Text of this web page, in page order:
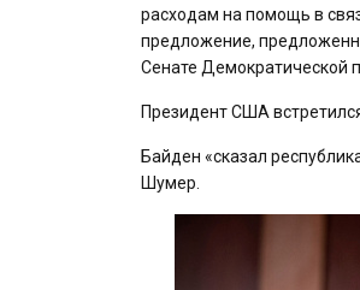
расходам на помощь в
предложение,
Сенате Демократической
Президент США
Байден «сказал
Шумер.